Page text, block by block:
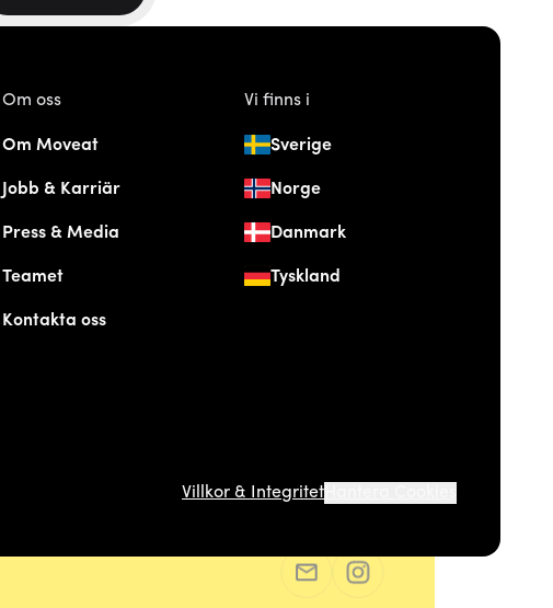
Om oss
Om Moveat
Jobb & Karriär
Press & Media
Teamet
Kontakta oss
Vi finns i
Sverige
Norge
Danmark
Tyskland
Villkor & Integritet